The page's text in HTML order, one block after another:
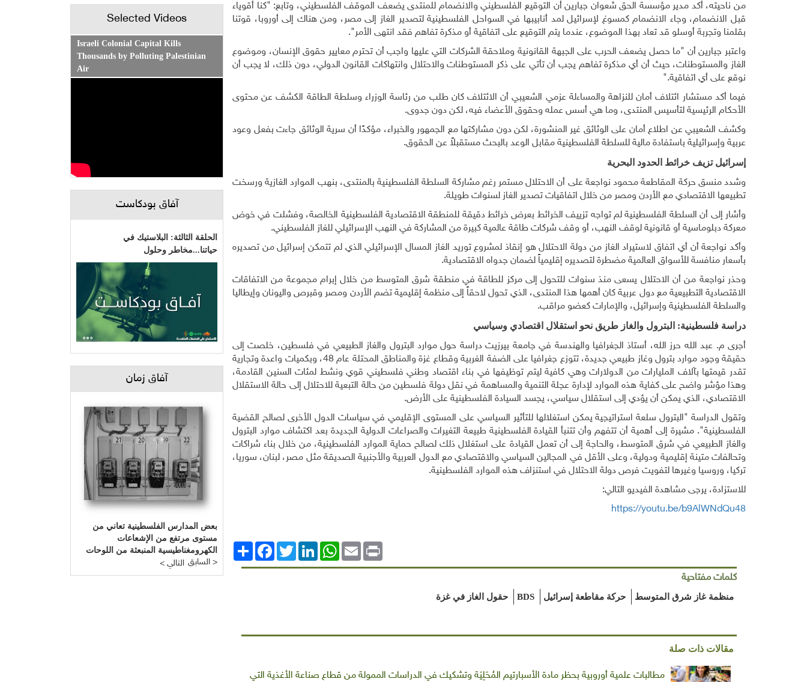
من ناحيته، أكد مدير مؤسسة الحق شعوان جبارين أن التوقيع الفلسطيني والانضمام للمنتدى يضعف الموقف الفلسطيني، وتابع: "كنا أقوياء
قبل الانضمام، وجاء الانضمام كمسوغ لإسرائيل لمد أنابيبها في السواحل الفلسطينية لتصدير الغاز إلى مصر، ومن هناك إلى أوروبا، قوتنا
بقلمنا وتجربة أوسلو قد تعاد بهذا الموضوع، عندما يتم التوقيع على اتفاقية أو مذكرة تفاهم فقد انتهى الأمر "
.
واعتبر جبارين أن "ما حصل يضعف الحرب على الجبهة القانونية وملاحقة الشركات التي عليها واجب أن تحترم معايير حقوق الإنسان، وموضوع
الغاز والمستوطنات، حيث أن أي مذكرة تفاهم يجب أن تأتي على ذكر المستوطنات والاحتلال وانتهاكات القانون الدولي، دون ذلك، لا يجب أن
نوقع على أي اتفاقية".
فيما أكد مستشار ائتلاف أمان للنزاهة والمساءلة عزمي الشعيبي أن الائتلاف كان طلب من رئاسة الوزراء وسلطة الطاقة الكشف عن محتوى
الأحكام الرئيسية لتأسيس المنتدى، وما هي أسس عمله وحقوق الأعضاء فيه، لكن دون جدوى.
وكشف الشعيبي عن اطلاع أمان على الوثائق غير المنشورة، لكن دون مشاركتها مع الجمهور والخبراء، مؤكدًا أن سرية الوثائق جاءت بفعل وعود
عربية وإسرائيلية باستفادة مالية للسلطة الفلسطينية مقابل الوعد بالبحث مستقبلاً عن الحقوق.
إسرائيل تزيف خرائط الحدود البحرية
وشدد منسق حركة المقاطعة محمود نواجعة على أن الاحتلال مستمر رغم مشاركة السلطة الفلسطينية بالمنتدى، بنهب الموارد الغازية ورسخت
تطبيعها الاقتصادي مع الأردن ومصر من خلال اتفاقيات تصدير الغاز لسنوات طويلة.
وأشار إلى أن السلطة الفلسطينية لم تواجه تزييف الخرائط بعرض خرائط دقيقة للمنطقة الاقتصادية الفلسطينية الخالصة، وفشلت في خوض
معركة دبلوماسية أو قانونية لوقف النهب، أو وقف شركات طاقة عالمية كبيرة من المشاركة في النهب الإسرائيلي للغاز الفلسطيني.
وأكد نواجعة أن أي اتفاق لاستيراد الغاز من دولة الاحتلال هو إنقاذ لمشروع توريد الغاز المسال الإسرائيلي الذي لم تتمكن إسرائيل من تصديره
بأسعار منافسة للأسواق العالمية مضطرة لتصديره إقليمياً لضمان جدواه الاقتصادية.
وحذر نواجعة من أن الاحتلال يسعى منذ سنوات للتحول إلى مركز للطاقة في منطقة شرق المتوسط من خلال إبرام مجموعة من الاتفاقات
الاقتصادية التطبيعية مع دول عربية كان أهمها هذا المنتدى، الذي تحول لاحقاً إلى منظمة إقليمية تضم الأردن ومصر وقبرص واليونان وإيطاليا
والسلطة الفلسطينية وإسرائيل، والإمارات كعضو مراقب.
دراسة فلسطينية: البترول والغاز طريق نحو استقلال اقتصادي وسياسي
أجرى م. عبد الله حرز الله، أستاذ الجغرافيا والهندسة في جامعة بيرزيت دراسة حول موارد البترول والغاز الطبيعي في فلسطين، خلصت إلى
حقيقة وجود موارد بترول وغاز طبيعي جديدة، تتوزع جغرافيا على الضفة الغربية وقطاع غزة والمناطق المحتلة عام 48، وبكميات واعدة وتجارية
تقدر قيمتها بآلاف المليارات من الدولارات وهي كافية ليتم توظيفها في بناء اقتصاد وطني فلسطيني قوي ونشط لمئات السنين القادمة،
وهذا مؤشر واضح على كفاية هذه الموارد لإدارة عجلة التنمية والمساهمة في نقل دولة فلسطين من حالة التبعية للاحتلال إلى حالة الاستقلال
الاقتصادي، الذي يمكن أن يؤدي إلى استقلال سياسي، يجسد السيادة الفلسطينية على الأرض.
وتقول الدراسة "البترول سلعة استراتيجية يمكن استغلالها للتأثير السياسي على المستوى الإقليمي في سياسات الدول الأخرى لصالح القضية
الفلسطينية". مشيرة إلى أهمية أن تتفهم وأن تتنبأ القيادة الفلسطينية طبيعة التغيرات والصراعات الدولية الجديدة بعد اكتشاف موارد البترول
والغاز الطبيعي في شرق المتوسط، والحاجة إلى أن تعمل القيادة على استغلال ذلك لصالح حماية الموارد الفلسطينية، من خلال بناء شراكات
وتحالفات متينة إقليمية ودولية، وعلى الأقل في المجالين السياسي والاقتصادي مع الدول العربية والأجنبية الصديقة مثل مصر، لبنان، سوريا،
تركيا، وروسيا وغيرها لتفويت فرص دولة الاحتلال في استنزاف هذه الموارد الفلسطينية.
للاستزادة، يرجى مشاهدة الفيديو التالي:
https://youtu.be/b9AlWNdQu48
انشر
FacebookTwitterLinkedIn
WhatsAppEmail Print
كلمات مفتاحية
منظمة غاز شرق المتوسط حركة مقاطعة إسرائيل BDS حقول الغاز في غزة
مقالات ذات صلة
مطالبات علمية أوروبية بحظر مادة الأسبارتيم المُحَلِيَة وتشكيك في الدراسات الممولة من قطاع صناعة الأغذية التي
Selected Videos
Israeli Colonial Capital Kills
Thousands by Polluting Palestinian
Air
آفاق بودكاست
الحلقة الثالثة: البلاستيك في
حياتنا...مخاطر وحلول
آفاق زمان
بعض المدارس الفلسطينية تعاني من
مستوى مرتفع من الإشعاعات
الكهرومغناطيسية المنبعثة من اللوحات
الكهربائية < التالي السابق >